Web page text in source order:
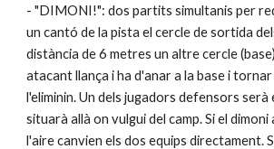
- "DIMONI!": dos partits simultanis per
un cantó de la pista el cercle de sortida
distància de 6 metres un altre cercle
atacant llança i ha d'anar a la base i
l'eliminin. Un dels jugadors defensors serà
situarà allà on vulgui del camp. Si el
l'aire canvien els dos equips directament.